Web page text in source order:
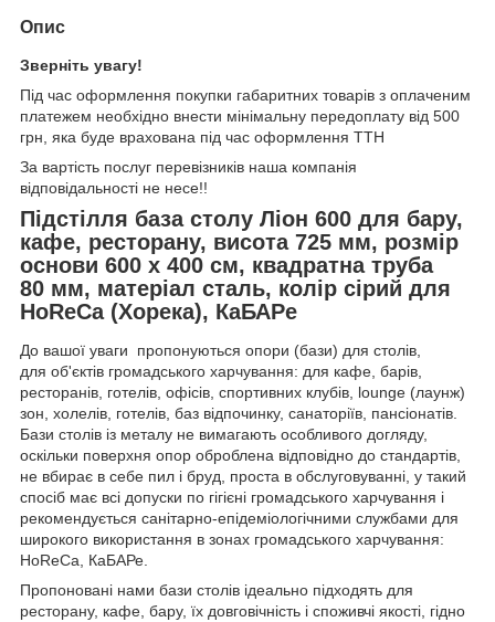
Опис
Зверніть увагу!
Під час оформлення покупки габаритних товарів з оплаченим
платежем необхідно внести мінімальну передоплату від 500
грн, яка буде врахована під час оформлення ТТН
За вартість послуг перевізників наша компанія
відповідальності не несе!!
Підстілля база столу Ліон 600 для бару,
кафе, ресторану, висота 725 мм, розмір
основи 600 х 400 см, квадратна труба
80 мм, матеріал сталь, колір сірий для
HoReCa (Хорека), КаБАРе
До вашої уваги пропонуються опори (бази) для столів,
для об'єктів громадського харчування: для кафе, барів,
ресторанів, готелів, офісів, спортивних клубів, lounge (лаунж)
зон, холелів, готелів, баз відпочинку, санаторіїв, пансіонатів.
Бази столів із металу не вимагають особливого догляду,
оскільки поверхня опор оброблена відповідно до стандартів,
не вбирає в себе пил і бруд, проста в обслуговуванні, у такий
спосіб має всі допуски по гігієні громадського харчування і
рекомендується санітарно-епідеміологічними службами для
широкого використання в зонах громадського харчування:
HoReCa, КаБАРе.
Пропоновані нами бази столів ідеально підходять для
ресторану, кафе, бару, їх довговічність і споживчі якості, гідно